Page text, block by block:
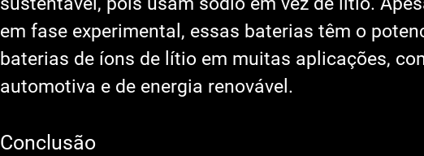
em fase experimental, essas baterias têm o
baterias de íons de lítio em muitas aplicações,
automotiva e de energia renovável.
Conclusão